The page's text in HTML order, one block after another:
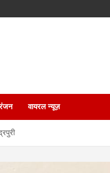
वायरल न्यूज़